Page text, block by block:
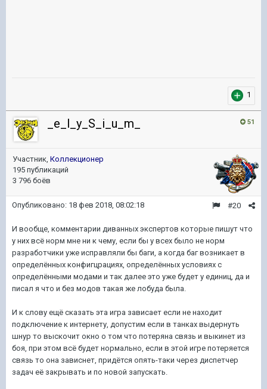
1
51
_e_l_y_S_i_u_m_
Участник, Коллекционер
195 публикаций
3 796 боёв
#20
Опубликовано: 18 фев 2018, 08:02:18
И вообще, комментарии диванных экспертов которые пишут что
у них всё норм мне ни к чему, если бы у всех было не норм
разработчики уже исправляли бы баги, а когда баг возникает в
определённых конфигцрациях, определённых условиях с
определёнными модами и так далее это уже будет у единиц, да и
писал я что и без модов такая же лобуда была.
И к слову ещё сказать эта игра зависает если не находит
подключение к интернету, допустим если в танках выдернуть
шнур то выскочит окно о том что потеряна связь и выкинет из
боя, при этом всё будет нормально, если в этой игре потеряется
связь то она зависнет, придётся опять-таки через диспетчер
задач её закрывать и по новой запускать.